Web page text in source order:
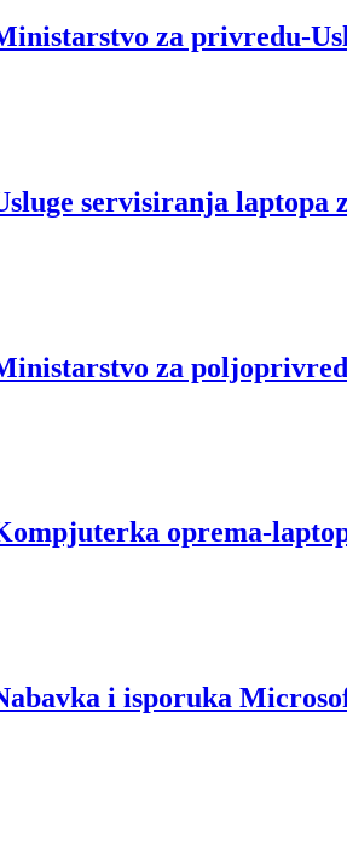
za privredu-
servisiranja laptopa
za
oprema-
i isporuka